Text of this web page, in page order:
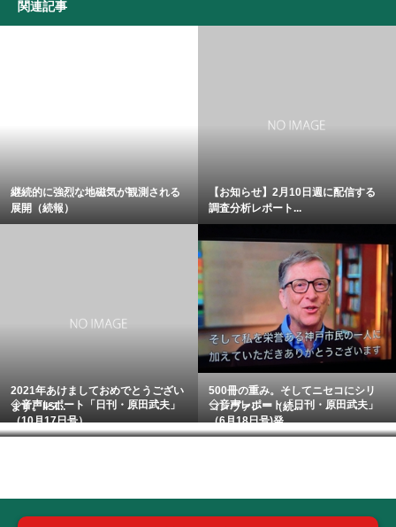
関連記事
継続的に強烈な地磁気が観測される
展開（続報）
【お知らせ】2月10日週に配信する
調査分析レポート...
2021年あけましておめでとうござい
ます。IISI...
500冊の重み。そしてニセコにシリ
コンヴァレー（続...
◇音声レポート「日刊・原田武夫」
（10月17日号）...
◇音声レポート「日刊・原田武夫」
（6月18日号)発...